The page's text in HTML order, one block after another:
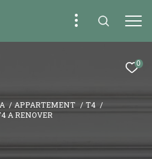
0
APPARTEMENT
T4
A RENOVER